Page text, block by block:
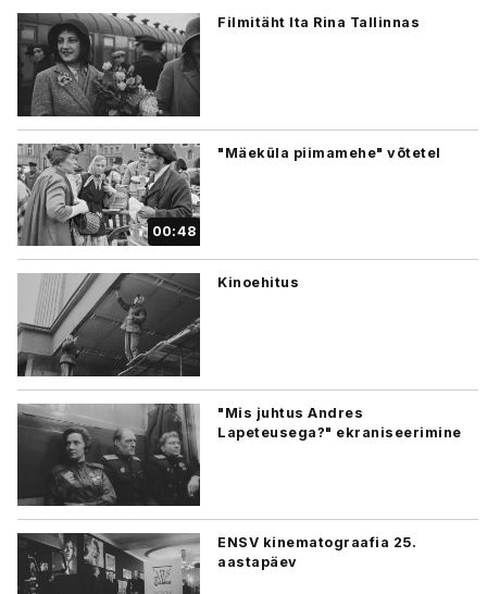
Filmitäht Ita Rina Tallinnas
00:48
"Mäeküla piimamehe" võtetel
Kinoehitus
"Mis juhtus Andres
Lapeteusega?" ekraniseerimine
ENSV kinematograafia 25.
aastapäev